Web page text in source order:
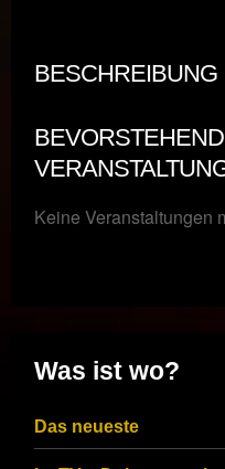
BESCHREIBUNG
Keine Veranstaltungen
Was ist wo?
Das neueste